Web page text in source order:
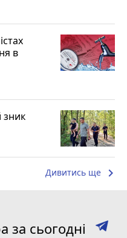
в
зник
Дивитись ще keyboard_arrow_right
сьогодні